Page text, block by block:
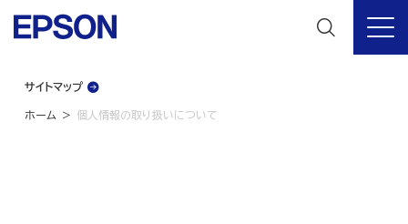
サイトマップ
ホーム 個人情報の取り扱いについて